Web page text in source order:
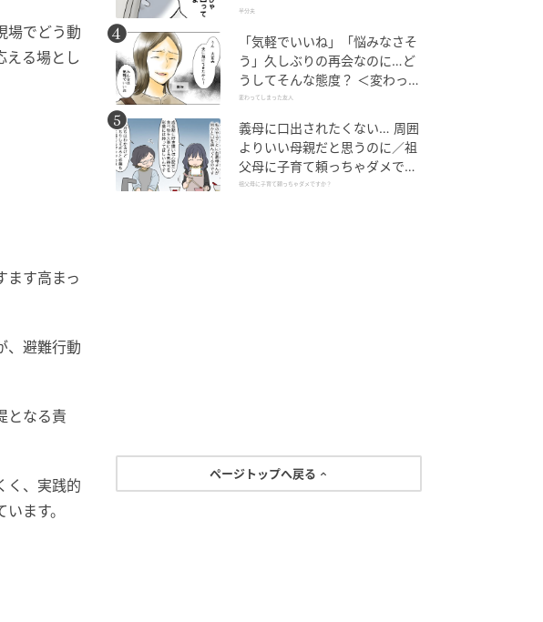
場でどう動
える場とし
ます高まっ
、避難行動
となる責
く、実践的
ます。
半分夫
「気軽でいいね」「悩みなさそ
う」久しぶりの再会なのに…ど
うしてそんな態度？ ＜変わって
しまった友人 1話＞【ため息が
変わってしまった友人
義母に口出されたくない… 周囲
よりいい母親だと思うのに／祖
父母に子育て頼っちゃダメです
か？（1）【私のママ友付き合
祖父母に子育て頼っちゃダメですか？
ページトップへ戻る